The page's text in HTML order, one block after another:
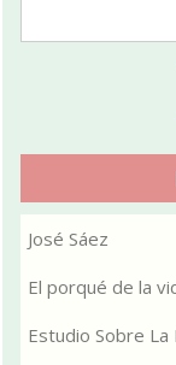
José Sáez
El porqué de la
Estudio Sobre La